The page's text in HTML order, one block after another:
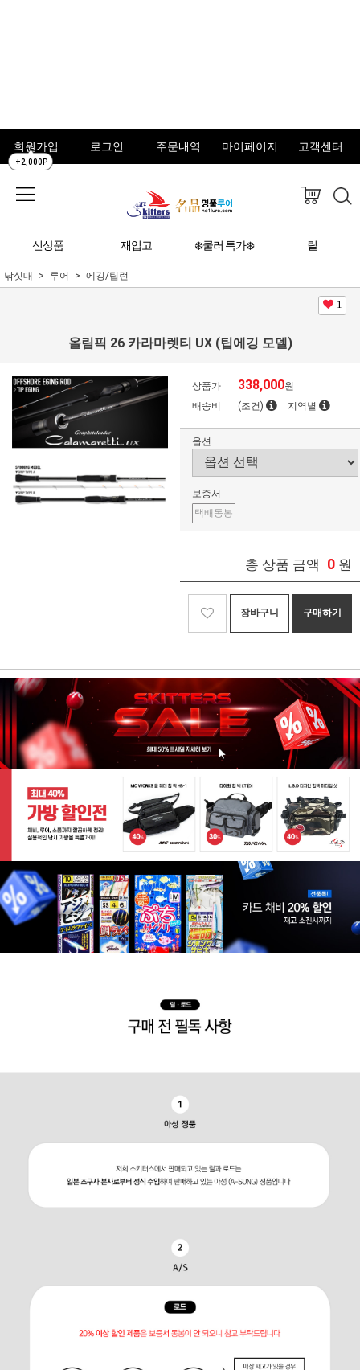
회원가입
+2,000P
로그인 주문내역 마이페이지 고객센터
신상품 재입고 ❄️쿨러 특가❄️ 릴
낚싯대 루어 에깅/팁런
1
올림픽 26 카라마렛티 UX (팁에깅 모델)
상품가 338,000원
배송비
(조건) 지역별
옵션
보증서
택배동봉
총 상품 금액 0 원
장바구니 구매하기